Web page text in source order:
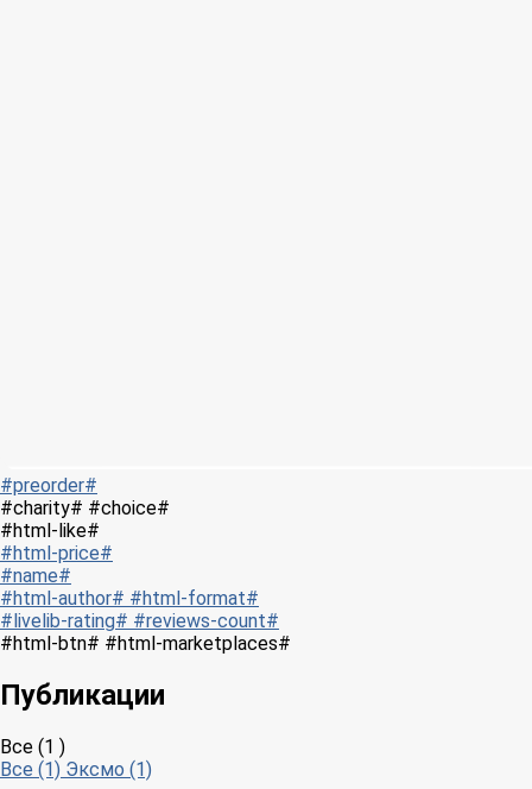
#preorder#
#charity# #choice#
#html-like#
#html-price#
#name#
#html-author# #html-format#
#livelib-rating# #reviews-count#
#html-btn# #html-marketplaces#
Публикации
Все (1 )
Все (1) Эксмо (1)